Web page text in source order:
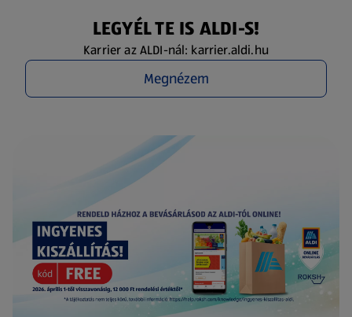
LEGYÉL TE IS ALDI-S!
Karrier az ALDI-nál: karrier.aldi.hu
Megnézem